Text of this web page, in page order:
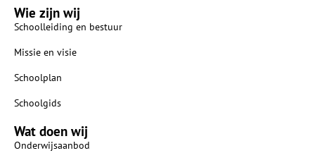
Wie zijn wij
Schoolleiding en bestuur
Missie en visie
Schoolplan
Schoolgids
Wat doen wij
Onderwijsaanbod